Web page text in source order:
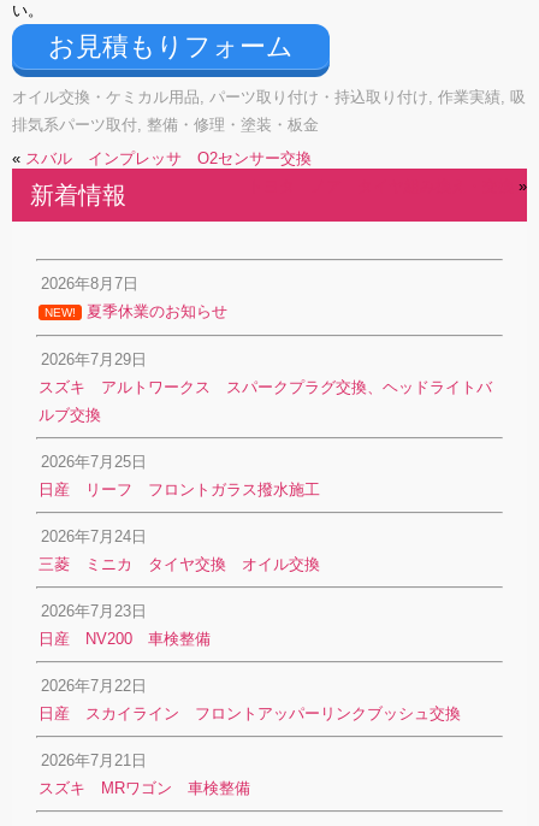
い。
お見積もりフォーム
オイル交換・ケミカル用品, パーツ取り付け・持込取り付け, 作業実績, 吸
排気系パーツ取付, 整備・修理・塗装・板金
« スバル インプレッサ O2センサー交換
»
新着情報
2026年8月7日
NEW! 夏季休業のお知らせ
2026年7月29日
スズキ アルトワークス スパークプラグ交換、ヘッドライトバ
ルブ交換
2026年7月25日
日産 リーフ フロントガラス撥水施工
2026年7月24日
三菱 ミニカ タイヤ交換 オイル交換
2026年7月23日
日産 NV200 車検整備
2026年7月22日
日産 スカイライン フロントアッパーリンクブッシュ交換
2026年7月21日
スズキ MRワゴン 車検整備